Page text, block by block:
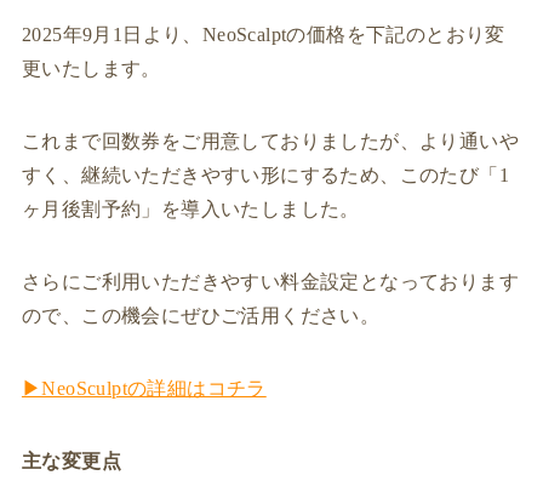
2025年9月1日より、NeoScalptの価格を下記のとおり変
更いたします。
これまで回数券をご用意しておりましたが、より通いや
すく、継続いただきやすい形にするため、このたび「1
ヶ月後割予約」を導入いたしました。
さらにご利用いただきやすい料金設定となっております
ので、この機会にぜひご活用ください。
▶NeoSculptの詳細はコチラ
主な変更点